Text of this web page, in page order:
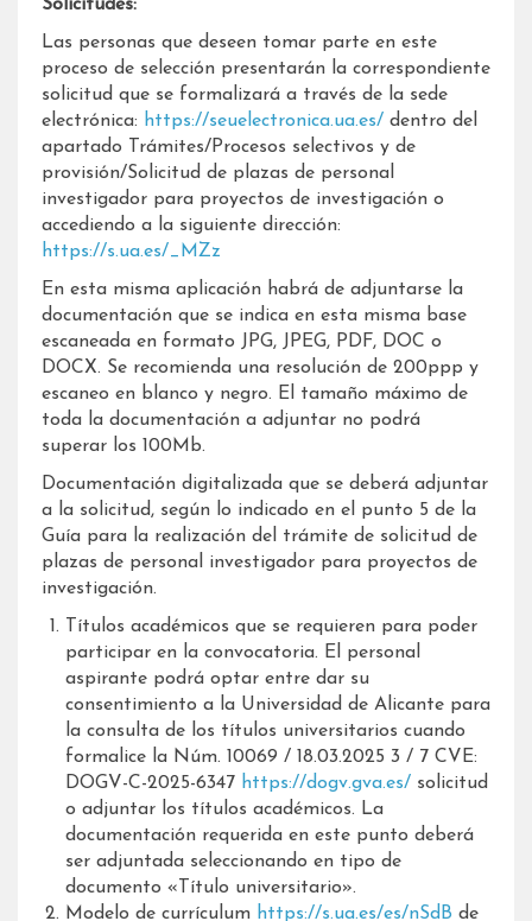
Solicitudes:
Las personas que deseen tomar parte en este
proceso de selección presentarán la correspondiente
solicitud que se formalizará a través de la sede
electrónica: https://seuelectronica.ua.es/ dentro del
apartado Trámites/Procesos selectivos y de
provisión/Solicitud de plazas de personal
investigador para proyectos de investigación o
accediendo a la siguiente dirección:
https://s.ua.es/_MZz
En esta misma aplicación habrá de adjuntarse la
documentación que se indica en esta misma base
escaneada en formato JPG, JPEG, PDF, DOC o
DOCX. Se recomienda una resolución de 200ppp y
escaneo en blanco y negro. El tamaño máximo de
toda la documentación a adjuntar no podrá
superar los 100Mb.
Documentación digitalizada que se deberá adjuntar
a la solicitud, según lo indicado en el punto 5 de la
Guía para la realización del trámite de solicitud de
plazas de personal investigador para proyectos de
investigación.
Títulos académicos que se requieren para poder
participar en la convocatoria. El personal
aspirante podrá optar entre dar su
consentimiento a la Universidad de Alicante para
la consulta de los títulos universitarios cuando
formalice la Núm. 10069 / 18.03.2025 3 / 7 CVE:
DOGV-C-2025-6347 https://dogv.gva.es/ solicitud
o adjuntar los títulos académicos. La
documentación requerida en este punto deberá
ser adjuntada seleccionando en tipo de
documento «Título universitario».
Modelo de currículum https://s.ua.es/es/nSdB de